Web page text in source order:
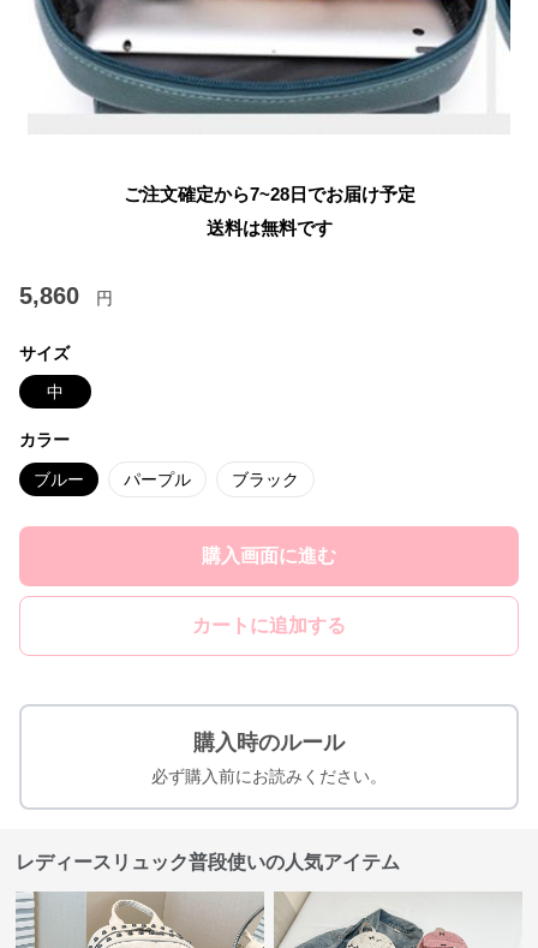
ご注文確定から7~28日でお届け予定
送料は無料です
5,860 円
サイズ
中
カラー
ブルー パープル ブラック
購入画面に進む
カートに追加する
購入時のルール
必ず購入前にお読みください。
レディースリュック普段使いの人気アイテム